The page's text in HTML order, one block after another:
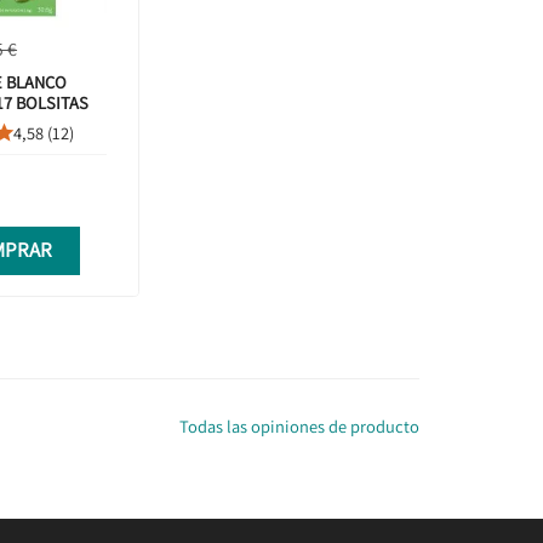
€
BLANCO
BOLSITAS
4,58 (12)
Todas las opiniones de producto